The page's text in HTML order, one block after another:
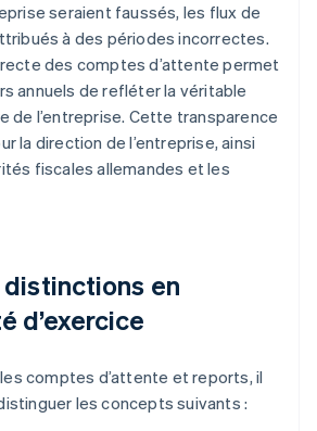
seraient faussés, les flux de
à des périodes incorrectes.
des comptes d’attente permet
annuels de refléter la véritable
de l’entreprise. Cette transparence
la direction de l’entreprise, ainsi
fiscales allemandes et les
en
d’exercice
comptes d’attente et reports, il
les concepts suivants :